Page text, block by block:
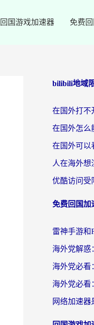
回国游戏加速器 免费
bilibili地域
免费回国加